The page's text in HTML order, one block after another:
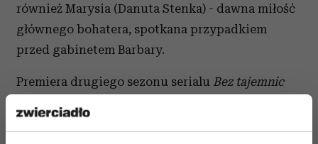
również Marysia (Danuta Stenka) - dawna miłość
głównego bohatera, spotkana przypadkiem
przed gabinetem Barbary.
Premiera drugiego sezonu serialu Bez tajemnic
GO. Produkcja składa się z 35 odcinków, które